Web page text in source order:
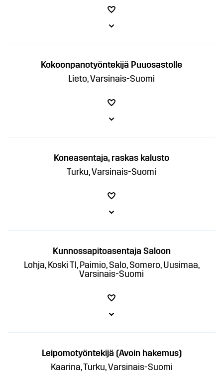
Kokoonpanotyöntekijä Puuosastolle
Lieto, Varsinais-Suomi
Koneasentaja, raskas kalusto
Turku, Varsinais-Suomi
Kunnossapitoasentaja Saloon
Lohja, Koski Tl, Paimio, Salo, Somero, Uusimaa,
Varsinais-Suomi
Leipomotyöntekijä (Avoin hakemus)
Kaarina, Turku, Varsinais-Suomi